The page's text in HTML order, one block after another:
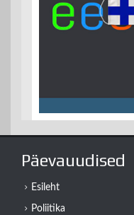
Päevauudised
Esileht
Poliitika